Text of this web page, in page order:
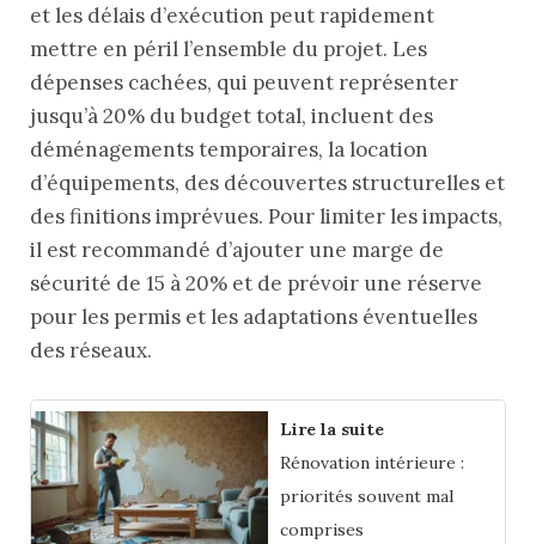
et les délais d’exécution peut rapidement
mettre en péril l’ensemble du projet. Les
dépenses cachées, qui peuvent représenter
jusqu’à 20% du budget total, incluent des
déménagements temporaires, la location
d’équipements, des découvertes structurelles et
des finitions imprévues. Pour limiter les impacts,
il est recommandé d’ajouter une marge de
sécurité de 15 à 20% et de prévoir une réserve
pour les permis et les adaptations éventuelles
des réseaux.
Lire la suite
Rénovation intérieure :
priorités souvent mal
comprises